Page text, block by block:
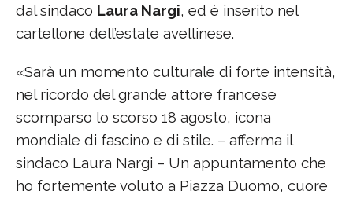
dal sindaco Laura Nargi, ed è inserito nel
cartellone dell’estate avellinese.
«Sarà un momento culturale di forte intensità,
nel ricordo del grande attore francese
scomparso lo scorso 18 agosto, icona
mondiale di fascino e di stile. – afferma il
sindaco Laura Nargi – Un appuntamento che
ho fortemente voluto a Piazza Duomo, cuore